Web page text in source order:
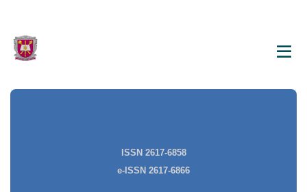
ISSN 2617-6858
e-ISSN 2617-6866